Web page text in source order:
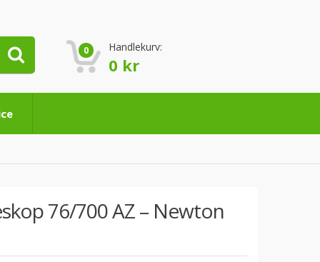
0 Handlekurv:
0 kr
76/700 AZ – Newton